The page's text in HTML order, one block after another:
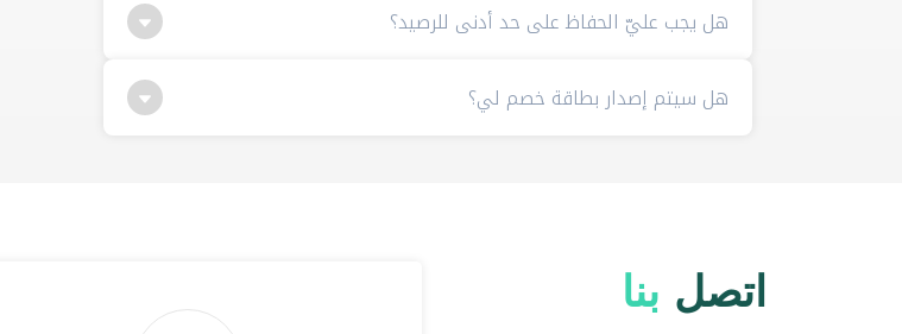
هل يجب عليّ الحفاظ على حد أدنى للرصيد؟
هل سيتم إصدار بطاقة خصم لي؟
اتصل بنا